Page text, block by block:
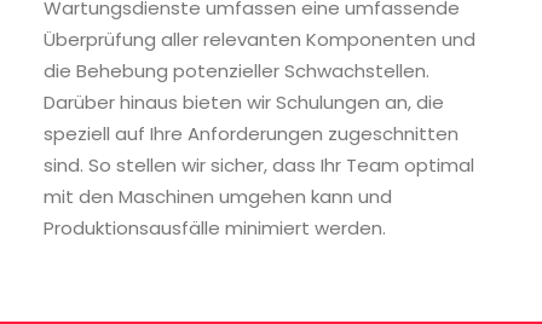
Wartungsdienste umfassen eine umfassende
Überprüfung aller relevanten Komponenten und
die Behebung potenzieller Schwachstellen.
Darüber hinaus bieten wir Schulungen an, die
speziell auf Ihre Anforderungen zugeschnitten
sind. So stellen wir sicher, dass Ihr Team optimal
mit den Maschinen umgehen kann und
Produktionsausfälle minimiert werden.